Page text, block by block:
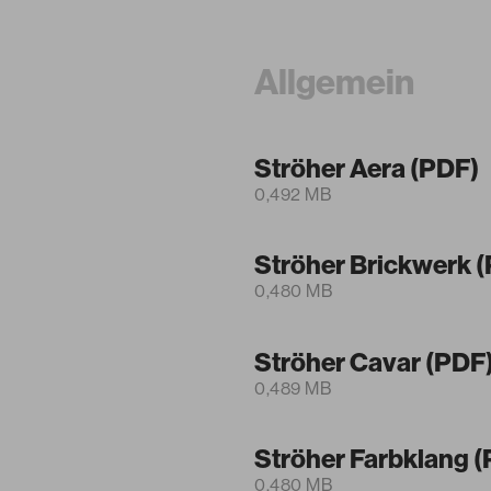
Allgemein
Ströher Aera (PDF)
0,492 MB
Ströher Brickwerk
0,480 MB
Ströher Cavar
0,489 MB
Ströher Farbklang
0,480 MB